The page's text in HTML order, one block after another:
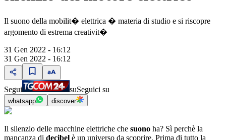
Il suono della mobilit� elettrica � materia di studio e si riscopre
argomento di estrema creativit�
31 Gen 2022 - 16:12
31 Gen 2022 - 16:12
Segui suSeguici su
whatsapp discover
Il silenzio delle macchine elettriche che suono ha? Sì perchè la
mancanza di decibel è un universo da scoprire. Prima di tutto la